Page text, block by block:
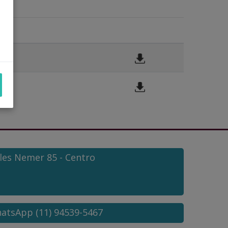
Nemer 85 - Centro
(11) 94539-5467